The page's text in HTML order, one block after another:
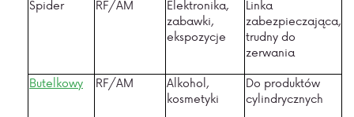
Spider
RF/AM
Elektronika,
zabawki,
ekspozycje
Linka
zabezpieczająca,
trudny do
zerwania
Butelkowy
RF/AM
Alkohol,
kosmetyki
Do produktów
cylindrycznych